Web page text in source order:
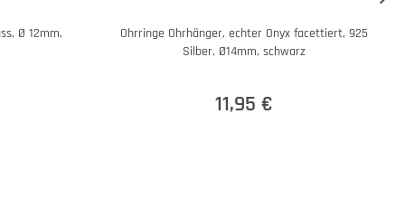
Ø 12mm,
Ohrringe Ohrhänger, echter Onyx facettiert, 925
Silber, Ø14mm, schwarz
11,95 €